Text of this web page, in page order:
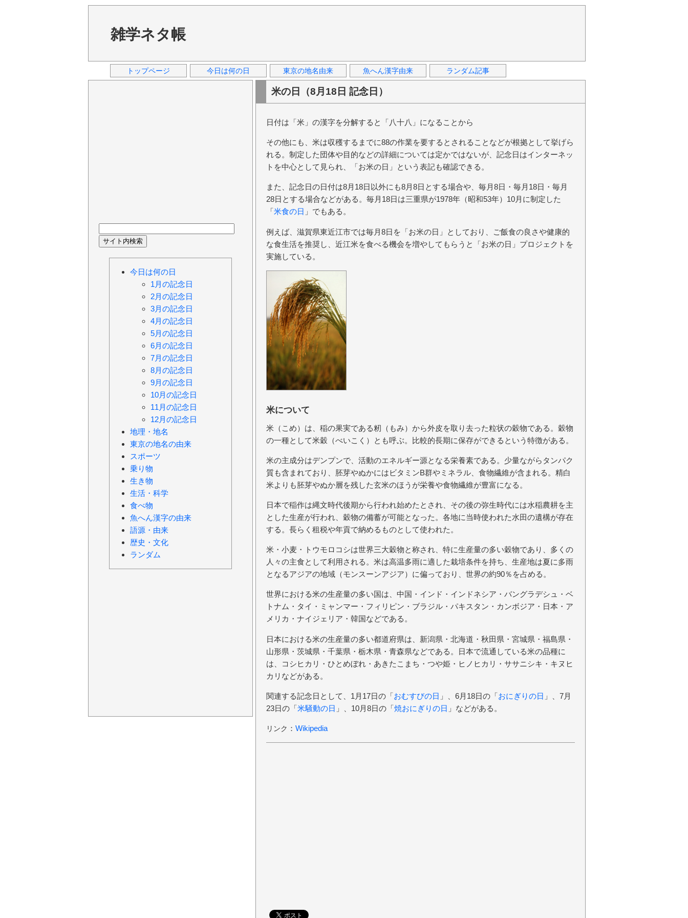
雑学ネタ帳
トップページ 今日は何の日 東京の地名由来 魚へん漢字由来 ランダム記事
米の日（8月18日 記念日）
日付は「米」の漢字を分解すると「八十八」になることから
その他にも、米は収穫するまでに88の作業を要するとされることなどが根拠として挙げら
れる。制定した団体や目的などの詳細については定かではないが、記念日はインターネッ
トを中心として見られ、「お米の日」という表記も確認できる。
また、記念日の日付は8月18日以外にも8月8日とする場合や、毎月8日・毎月18日・毎月
28日とする場合などがある。毎月18日は三重県が1978年（昭和53年）10月に制定した
「米食の日 」でもある。
例えば、滋賀県東近江市では毎月8日を「お米の日」としており、ご飯食の良さや健康的
な食生活を推奨し、近江米を食べる機会を増やしてもらうと「お米の日」プロジェクトを
実施している。
米について
米（こめ）は、稲の果実である籾（もみ）から外皮を取り去った粒状の穀物である。穀物
の一種として米穀（べいこく）とも呼ぶ。比較的長期に保存ができるという特徴がある。
米の主成分はデンプンで、活動のエネルギー源となる栄養素である。少量ながらタンパク
質も含まれており、胚芽やぬかにはビタミンB群やミネラル、食物繊維が含まれる。精白
米よりも胚芽やぬか層を残した玄米のほうが栄養や食物繊維が豊富になる。
日本で稲作は縄文時代後期から行われ始めたとされ、その後の弥生時代には水稲農耕を主
とした生産が行われ、穀物の備蓄が可能となった。各地に当時使われた水田の遺構が存在
する。長らく租税や年貢で納めるものとして使われた。
米・小麦・トウモロコシは世界三大穀物と称され、特に生産量の多い穀物であり、多くの
人々の主食として利用される。米は高温多雨に適した栽培条件を持ち、生産地は夏に多雨
となるアジアの地域（モンスーンアジア）に偏っており、世界の約90％を占める。
世界における米の生産量の多い国は、中国・インド・インドネシア・バングラデシュ・ベ
トナム・タイ・ミャンマー・フィリピン・ブラジル・パキスタン・カンボジア・日本・ア
メリカ・ナイジェリア・韓国などである。
日本における米の生産量の多い都道府県は、新潟県・北海道・秋田県・宮城県・福島県・
山形県・茨城県・千葉県・栃木県・青森県などである。日本で流通している米の品種に
は、コシヒカリ・ひとめぼれ・あきたこまち・つや姫・ヒノヒカリ・ササニシキ・キヌヒ
カリなどがある。
関連する記念日として、1月17日の「おむすびの日 」、6月18日の「おにぎりの日 」、7月
23日の「米騒動の日 」、10月8日の「焼おにぎりの日 」などがある。
リンク ： Wikipedia
今日は何の日
1月の記念日
2月の記念日
3月の記念日
4月の記念日
5月の記念日
6月の記念日
7月の記念日
8月の記念日
9月の記念日
10月の記念日
11月の記念日
12月の記念日
地理・地名
東京の地名の由来
スポーツ
乗り物
生き物
生活・科学
食べ物
魚へん漢字の由来
語源・由来
歴史・文化
ランダム